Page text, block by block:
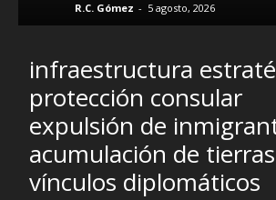
R.C. Gómez - 5 agosto, 2026
infraestructura
protección consular
expulsión de
acumulación de tierras
vínculos diplomáticos